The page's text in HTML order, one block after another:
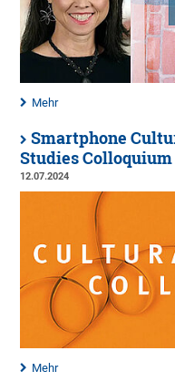
Mehr
Smartphone
Studies
12.07.2024
Mehr